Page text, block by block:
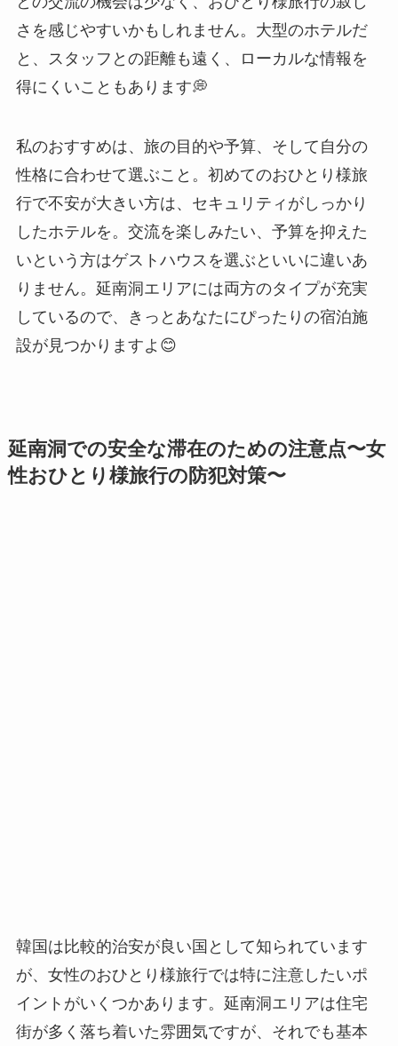
さを感じやすいかもしれません。大型のホテルだ
と、スタッフとの距離も遠く、ローカルな情報を
得にくいこともあります💭
私のおすすめは、旅の目的や予算、そして自分の
性格に合わせて選ぶこと。初めてのおひとり様旅
行で不安が大きい方は、セキュリティがしっかり
したホテルを。交流を楽しみたい、予算を抑えた
いという方はゲストハウスを選ぶといいに違いあ
りません。延南洞エリアには両方のタイプが充実
しているので、きっとあなたにぴったりの宿泊施
設が見つかりますよ😊
延南洞での安全な滞在のための注意点〜女
性おひとり様旅行の防犯対策〜
韓国は比較的治安が良い国として知られています
が、女性のおひとり様旅行では特に注意したいポ
イントがいくつかあります。延南洞エリアは住宅
街が多く落ち着いた雰囲気ですが、それでも基本